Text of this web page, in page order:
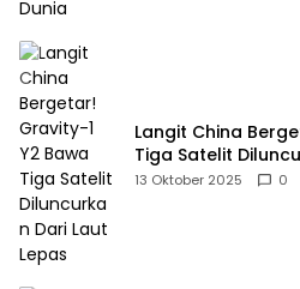
Langit China
Tiga Satelit
13 Oktober 2025 0